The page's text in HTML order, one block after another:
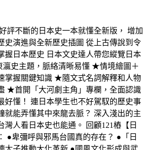
評不斷的日本史一本就懂全新版， 增加
史演進與全新歷史插圖 從上古傳說到令
握日本歷史 日本文史達人帶您縱覽日本
瀛史主題，脈絡清晰易懂 ★情境繪圖＋
掌握關鍵知識 ★隨文式名詞解釋和人物
★首開「大河劇主角」專欄，全面認識
好懂！ 連日本學生也不好駕馭的歷史事
就能弄懂其中來龍去脈？ 深入淺出的主
灣人看日本史也能通。 回顧121樁【日
●卑彌呼與邪馬台國真的存在？ ●「日